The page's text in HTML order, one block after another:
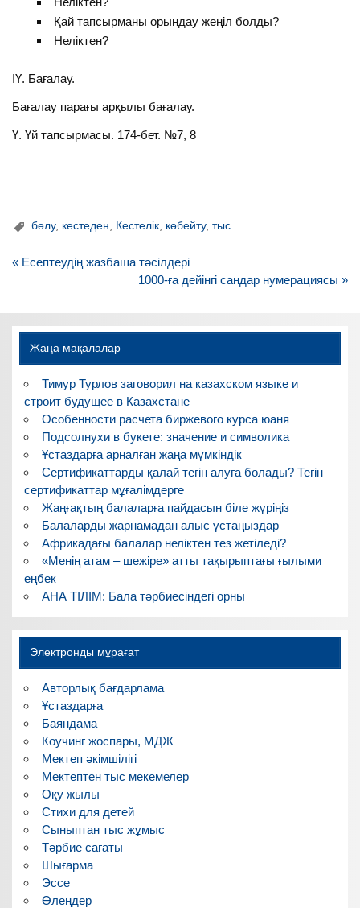
Қай тапсырманы орындау жеңіл болды?
Неліктен?
ІҮ. Бағалау.
Бағалау парағы арқылы бағалау.
Ү. Үй тапсырмасы. 174-бет. №7, 8
бөлу, кестеден Кестелік көбейту,тыс
Навигация
« Есептеудің жазбаша тәсілдері
1000-ға дейінгі сандар нумерациясы »
Жаңа мақалалар
Тимур Турлов заговорил на казахском языке и
строит будущее в Казахстане
Особенности расчета биржевого курса юаня
Подсолнухи в букете: значение и символика
Ұстаздарға арналған жаңа мүмкіндік
Сертификаттарды қалай тегін алуға болады? Тегін
сертификаттар мұғалімдерге
Жаңғақтың балаларға пайдасын біле жүріңіз
Балаларды жарнамадан алыс ұстаңыздар
Африкадағы балалар неліктен тез жетіледі?
«Менің атам – шежіре» атты тақырыптағы ғылыми
еңбек
АНА ТІЛІМ: Бала тәрбиесіндегі орны
Электронды мұрағат
Авторлық бағдарлама
Ұстаздарға
Баяндама
Коучинг жоспары, МДЖ
Мектеп әкімшілігі
Мектептен тыс мекемелер
Оқу жылы
Стихи для детей
Сыныптан тыс жұмыс
Тәрбие сағаты
Шығарма
Эссе
Өлеңдер